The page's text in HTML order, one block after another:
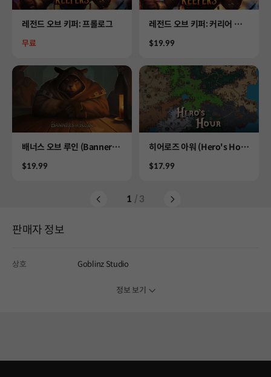
Product
레전드 오브 키퍼: 프롤로그
Price
무료
Product
레전드 오브 키퍼: 커리어 오
Price
$19.99
Product
배너스 오브 루인 (Banners
Price
$19.99
Product
히어로즈 아워 (Hero's Hou
Price
$17.99
1 / 3
판매자 정보
상호 Goblinz Studio
정보 보기